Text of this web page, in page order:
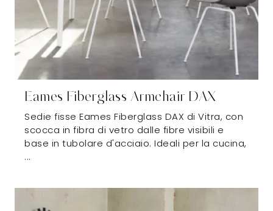
Eames Fiberglass Armchair DAX
Sedie fisse Eames Fiberglass DAX di Vitra, con
scocca in fibra di vetro dalle fibre visibili e
base in tubolare d'acciaio. Ideali per la cucina,
...